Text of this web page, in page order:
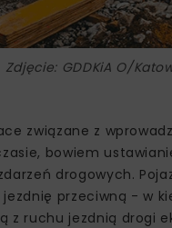
Zdjęcie: GDDKiA O/
związane z
bowiem
drogowych.
przeciwną - w
z ruchu jezdnią drogi